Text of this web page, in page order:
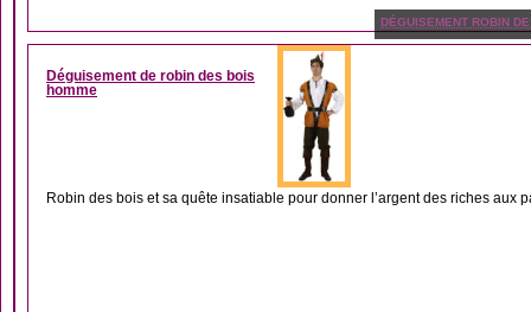
DÉGUISEMENT ROBIN
Déguisement de robin des bois
homme
Robin des bois et sa quête insatiable pour donner l’argent des riches aux